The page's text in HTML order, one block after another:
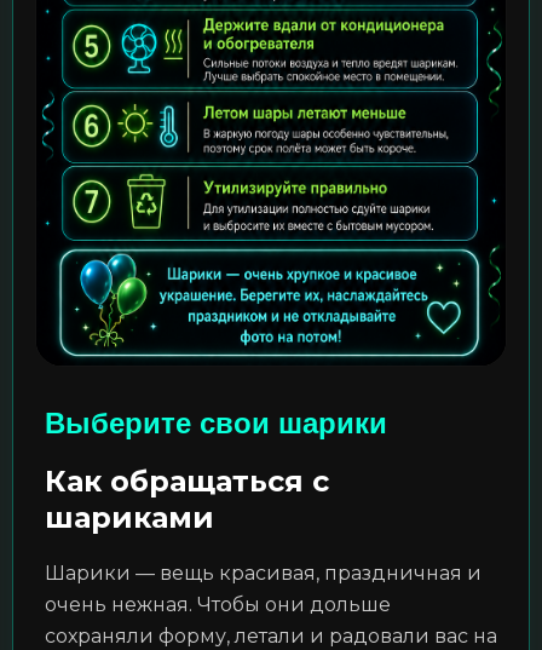
Выберите свои шарики
Как обращаться с
шариками
Шарики — вещь красивая, праздничная и
очень нежная. Чтобы они дольше
сохраняли форму, летали и радовали вас на